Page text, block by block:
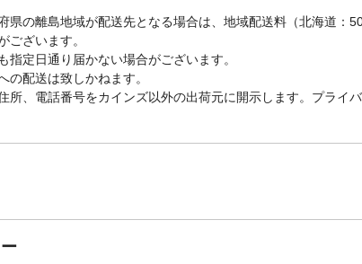
県の離島地域が配送先となる場合は、地域配送料（北海道
ございます。
指定日通り届かない場合がございます。
の配送は致しかねます。
所、電話番号をカインズ以外の出荷元に開示します。プライ